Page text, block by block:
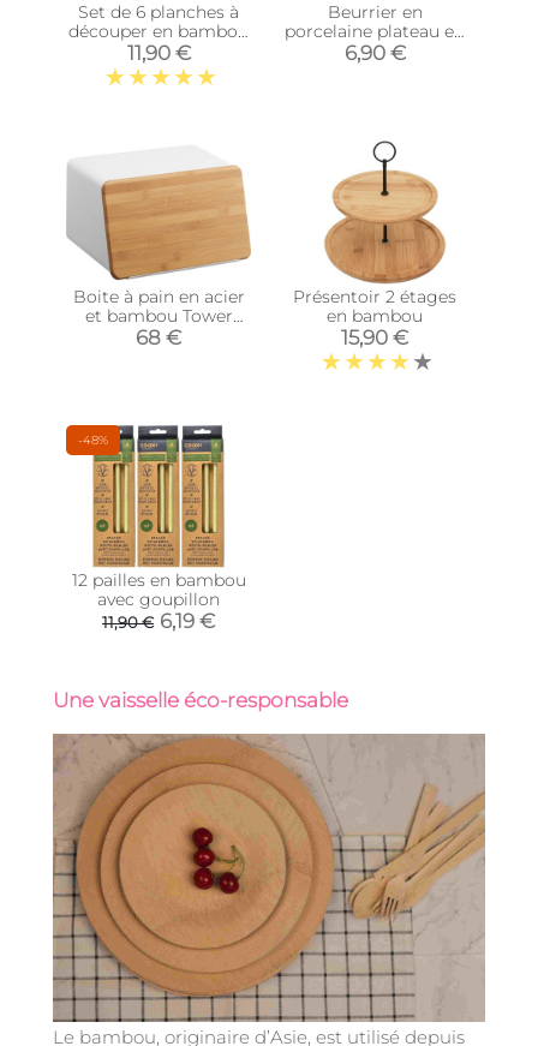
Set de 6 planches à
découper en bambou
avec socle en métal
11,90 €
Beurrier en
porcelaine plateau en
bambou Rétro (Blanc
et bleu)
6,90 €
Boite à pain en acier
et bambou Tower
bread
68 €
Présentoir 2 étages
en bambou
15,90 €
-48%
12 pailles en bambou
avec goupillon
11,90 € 6,19 €
Une vaisselle éco-responsable
Le bambou, originaire d’Asie, est utilisé depuis